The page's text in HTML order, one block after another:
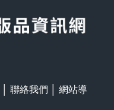
聯絡我們
網站導